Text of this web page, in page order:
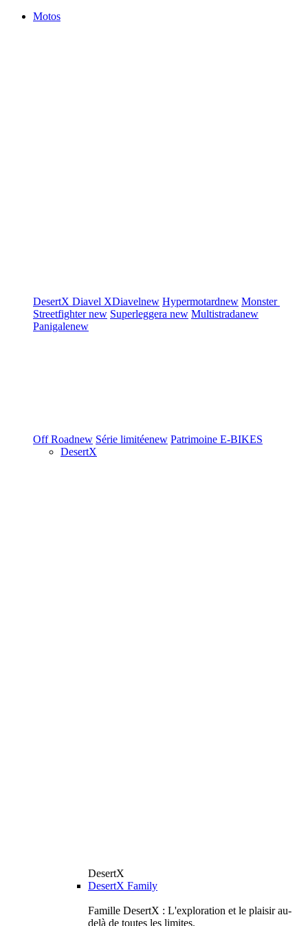
Motos
DesertX Diavel XDiavelnew Hypermotardnew Monster
Streetfighternew Superleggera new Multistradanew
Panigalenew
Off Roadnew Série limitéenew Patrimoine E-BIKES
DesertX
DesertX
DesertX Family
Famille DesertX : L'exploration et le plaisir au-
delà de toutes les limites.